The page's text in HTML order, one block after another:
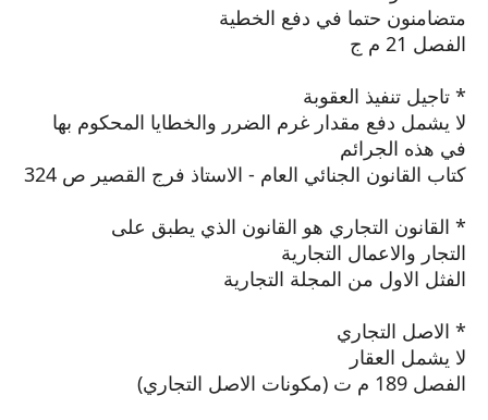
متضامنون حتما في دفع الخطية
الفصل 21 م ج
* تاجيل تنفيذ العقوبة
لا يشمل دفع مقدار غرم الضرر والخطايا المحكوم بها
في هذه الجرائم
كتاب القانون الجنائي العام - الاستاذ فرج القصير ص 324
* القانون التجاري هو القانون الذي يطبق على
التجار والاعمال التجارية
الفثل الاول من المجلة التجارية
* الاصل التجاري
لا يشمل العقار
الفصل 189 م ت (مكونات الاصل التجاري)